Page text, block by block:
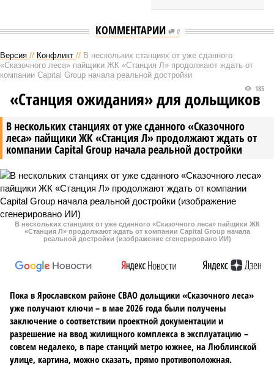
КОММЕНТАРИИ 0
Версия // Конфликт // В нескольких станциях от уже сданного
«Сказочного леса» пайщики ЖК «Станция Л» продолжают ждать от
компании Capital Group начала реальной достройки
В нескольких станциях от уже сданного «Сказочного
леса» пайщики ЖК «Станция Л» продолжают ждать от
компании Capital Group начала реальной достройки
185
«Станция ожидания» для дольщиков
В нескольких станциях от уже сданного «Сказочного леса» пайщики ЖК
«Станция Л» продолжают ждать от компании Capital Group начала
реальной достройки (изображение сгенерировано ИИ)
Пока в Ярославском районе СВАО дольщики «Сказочного леса»
уже получают ключи – в мае 2026 года были получены
заключение о соответствии проектной документации и
разрешение на ввод жилищного комплекса в эксплуатацию –
совсем недалеко, в паре станций метро южнее, на Люблинской
улице, картина, можно сказать, прямо противоположная.